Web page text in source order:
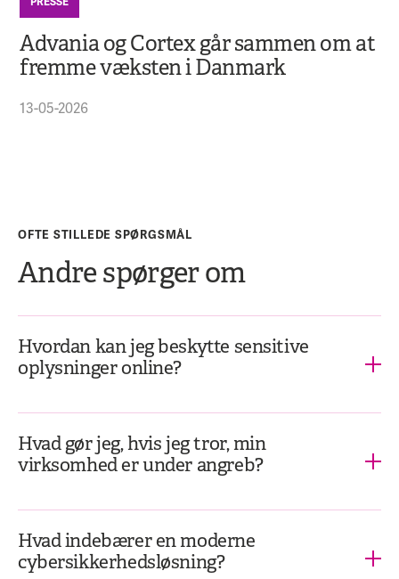
Advania og Cortex går sammen om at
fremme væksten i Danmark
13-05-2026
OFTE STILLEDE SPØRGSMÅL
Andre spørger om
Hvordan kan jeg beskytte sensitive
oplysninger online?
Hvad gør jeg, hvis jeg tror, min
virksomhed er under angreb?
Hvad indebærer en moderne
cybersikkerhedsløsning?